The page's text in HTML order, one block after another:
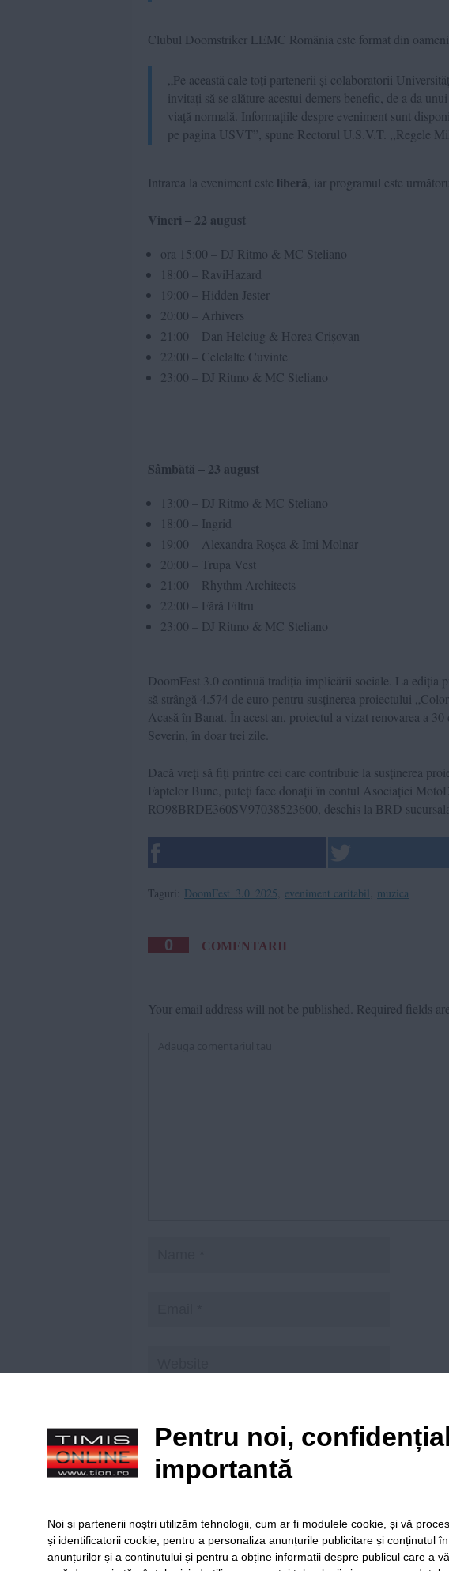
Clubul Doomstriker LEMC România este format din
„Pe această cale toți partenerii și colaboratorii
invitați să se alăture acestui demers benefic, de a da
viață normală. Informațiile despre eveniment sunt
pe pagina USVT”, spune Rectorul U.S.V.T. ,,Regele
Intrarea la eveniment este liberă , iar programul este
Vineri – 22 august
ora 15:00 – DJ Ritmo & MC Steliano
18:00 – RaviHazard
19:00 – Hidden Jester
20:00 – Arhivers
21:00 – Dan Helciug & Horea Crișovan
22:00 – Celelalte Cuvinte
23:00 – DJ Ritmo & MC Steliano
Sâmbătă – 23 august
13:00 – DJ Ritmo & MC Steliano
18:00 – Ingrid
19:00 – Alexandra Roșca & Imi Molnar
20:00 – Trupa Vest
21:00 – Rhythm Architects
22:00 – Fără Filtru
23:00 – DJ Ritmo & MC Steliano
DoomFest 3.0 continuă tradiția implicării sociale. La ediția
să strângă 4.574 de euro pentru susținerea proiectului
Acasă în Banat. În acest an, proiectul a vizat renovarea a
Severin, în doar trei zile.
Dacă vreți să fiți printre cei care contribuie la susținerea
Faptelor Bune, puteți face donații în contul Asociației
RO98BRDE360SV97038523600, deschis la BRD
Taguri: DoomFest_3.0_2025 eveniment caritabil muzica
0 COMENTARII
Your email address will not be published. Required fields
Pentru noi,
importantă
Noi și partenerii noștri utilizăm tehnologii, cum ar fi modulele cookie, și vă
și identificatorii cookie, pentru a personaliza anunțurile publicitare și conținutul
anunțurilor și a conținutului și pentru a obține informații despre publicul care a